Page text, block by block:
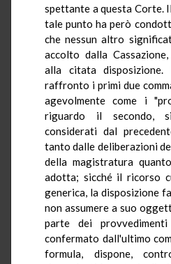
spettante a questa Corte.
tale punto ha però
che nessun altro
accolto dalla
alla citata
raffronto i primi due
agevolmente come i
riguardo il secondo,
considerati dal
tanto dalle deliberazioni
della magistratura
adotta; sicché il ricorso
generica, la disposizione
non assumere a suo
parte dei
confermato dall'ultimo
formula, dispone,